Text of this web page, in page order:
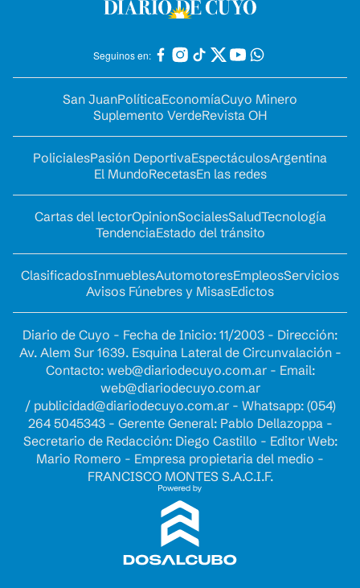
Seguinos en:
San JuanPolíticaEconomíaCuyo Minero
Suplemento VerdeRevista OH
PolicialesPasión DeportivaEspectáculosArgentina
El MundoRecetasEn las redes
Cartas del lectorOpinionSocialesSaludTecnología
TendenciaEstado del tránsito
ClasificadosInmueblesAutomotoresEmpleosServicios
Avisos Fúnebres y MisasEdictos
Diario de Cuyo - Fecha de Inicio: 11/2003 - Dirección:
Av. Alem Sur 1639. Esquina Lateral de Circunvalación -
Contacto: web@diariodecuyo.com.ar- Email:
web@diariodecuyo.com.ar
/ publicidad@diariodecuyo.com.ar- Whatsapp: (054)
264 5045343 - Gerente General: Pablo Dellazoppa -
Secretario de Redacción: Diego Castillo - Editor Web:
Mario Romero - Empresa propietaria del medio -
FRANCISCO MONTES S.A.C.I.F.